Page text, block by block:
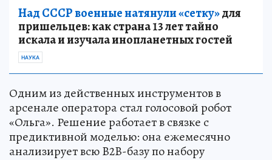
Над СССР военные натянули «сетку»для
пришельцев: как страна 13 лет тайно
искала и изучала инопланетных гостей
НАУКА
Одним из действенных инструментов в
арсенале оператора стал голосовой робот
«Ольга». Решение работает в связке с
предиктивной моделью: она ежемесячно
анализирует всю B2B-базу по набору